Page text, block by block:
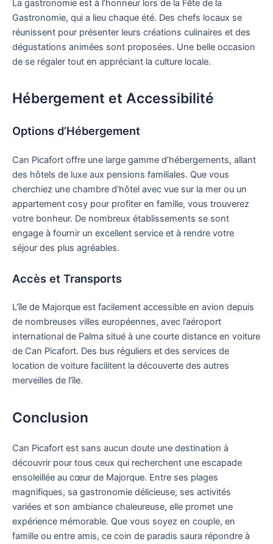
La gastronomie est à l’honneur lors de la Fête de la
Gastronomie, qui a lieu chaque été. Des chefs locaux se
réunissent pour présenter leurs créations culinaires et des
dégustations animées sont proposées. Une belle occasion
de se régaler tout en appréciant la culture locale.
Hébergement et Accessibilité
Options d’Hébergement
Can Picafort offre une large gamme d’hébergements, allant
des hôtels de luxe aux pensions familiales. Que vous
cherchiez une chambre d’hôtel avec vue sur la mer ou un
appartement cosy pour profiter en famille, vous trouverez
votre bonheur. De nombreux établissements se sont
engage à fournir un excellent service et à rendre votre
séjour des plus agréables.
Accès et Transports
L’île de Majorque est facilement accessible en avion depuis
de nombreuses villes européennes, avec l’aéroport
international de Palma situé à une courte distance en voiture
de Can Picafort. Des bus réguliers et des services de
location de voiture facilitent la découverte des autres
merveilles de l’île.
Conclusion
Can Picafort est sans aucun doute une destination à
découvrir pour tous ceux qui recherchent une escapade
ensoleillée au cœur de Majorque. Entre ses plages
magnifiques, sa gastronomie délicieuse, ses activités
variées et son ambiance chaleureuse, elle promet une
expérience mémorable. Que vous soyez en couple, en
famille ou entre amis, ce coin de paradis saura répondre à